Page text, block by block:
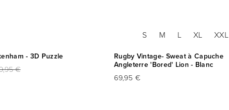
- 3D Puzzle
€
S M L XL XXL
Rugby Vintage- Sweat à Capuche
Angleterre 'Bored' Lion - Blanc
69,95 €